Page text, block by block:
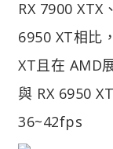
RX 7900 XTX
6950 XT相比
XT且在 AMD
與 RX 6950
36~42fps